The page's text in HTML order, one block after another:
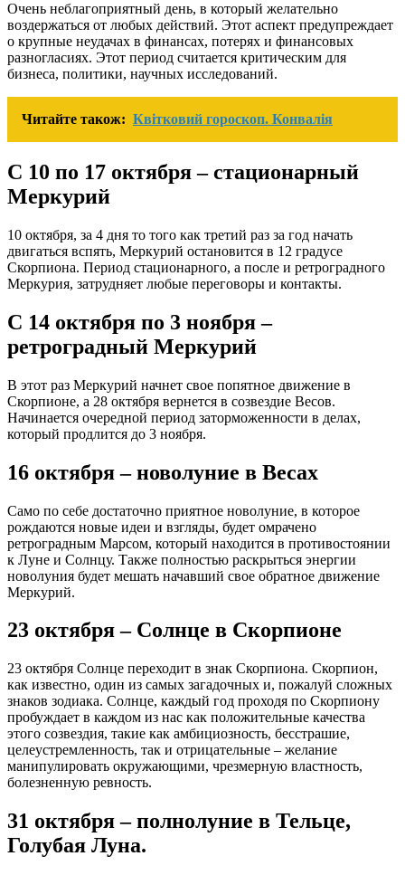
Очень неблагоприятный день, в который желательно
воздержаться от любых действий. Этот аспект предупреждает
о крупные неудачах в финансах, потерях и финансовых
разногласиях. Этот период считается критическим для
бизнеса, политики, научных исследований.
Читайте також: Квітковий гороскоп. Конвалія
С 10 по 17 октября – стационарный
Меркурий
10 октября, за 4 дня то того как третий раз за год начать
двигаться вспять, Меркурий остановится в 12 градусе
Скорпиона. Период стационарного, а после и ретроградного
Меркурия, затрудняет любые переговоры и контакты.
С 14 октября по 3 ноября –
ретроградный Меркурий
В этот раз Меркурий начнет свое попятное движение в
Скорпионе, а 28 октября вернется в созвездие Весов.
Начинается очередной период заторможенности в делах,
который продлится до 3 ноября.
16 октября – новолуние в Весах
Само по себе достаточно приятное новолуние, в которое
рождаются новые идеи и взгляды, будет омрачено
ретроградным Марсом, который находится в противостоянии
к Луне и Солнцу. Также полностью раскрыться энергии
новолуния будет мешать начавший свое обратное движение
Меркурий.
23 октября – Солнце в Скорпионе
23 октября Солнце переходит в знак Скорпиона. Скорпион,
как известно, один из самых загадочных и, пожалуй сложных
знаков зодиака. Солнце, каждый год проходя по Скорпиону
пробуждает в каждом из нас как положительные качества
этого созвездия, такие как амбициозность, бесстрашие,
целеустремленность, так и отрицательные – желание
манипулировать окружающими, чрезмерную властность,
болезненную ревность.
31 октября – полнолуние в Тельце,
Голубая Луна.